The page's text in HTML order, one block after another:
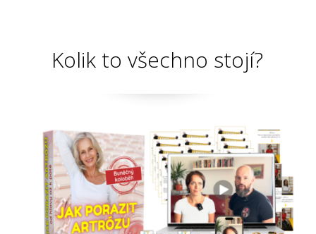
Kolik to všechno stojí?